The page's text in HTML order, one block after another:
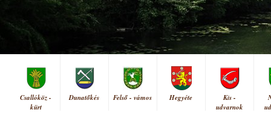
Csallóköz -
kürt
Dunatőkés Felső - vámos Hegyéte
Kis -
udvarnok